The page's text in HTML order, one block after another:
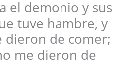
el demonio y sus
tuve hambre, y
dieron de comer;
me dieron de